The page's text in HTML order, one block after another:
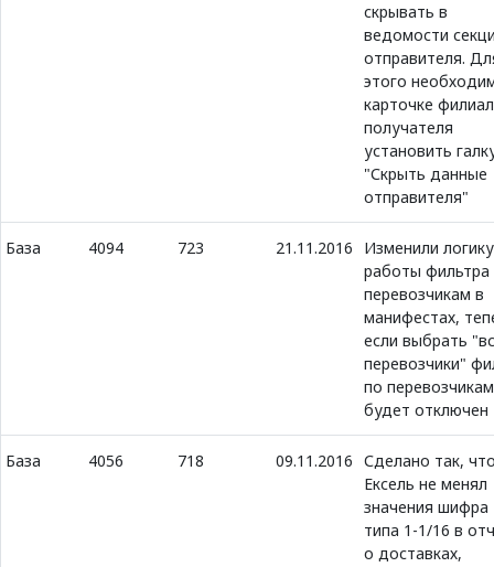
скрывать в
ведомости
отправителя.
этого
карточке
получателя
установить
"Скрыть данные
отправителя"
База 4094 723 21.11.2016
Изменили логику
работы фильтра
перевозчикам в
манифестах,
если выбрать
перевозчики"
по перевозчикам
будет отключен
База 4056 718 09.11.2016 Сделано так,
Ексель не менял
значения шифра
типа 1-1/16 в
о доставках,